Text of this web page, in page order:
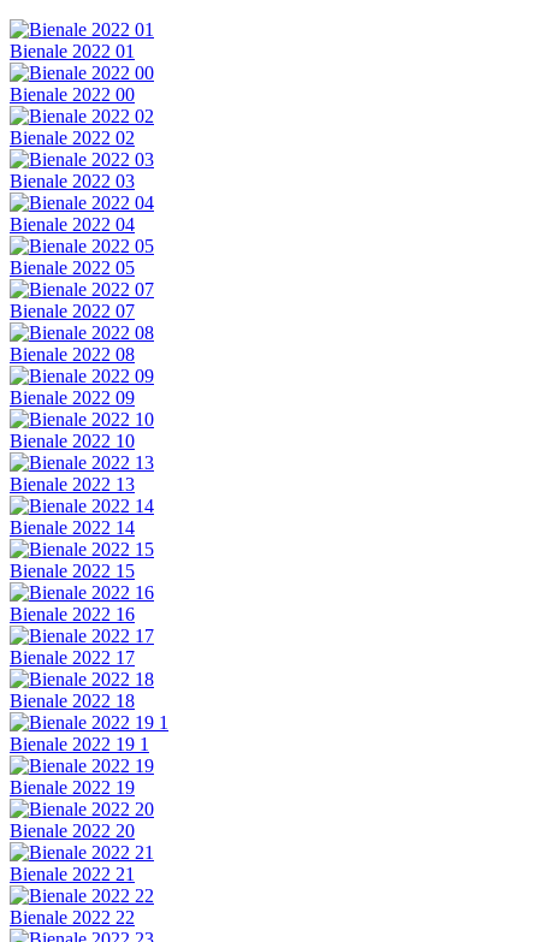
Bienale 2022 01
Bienale 2022 00
Bienale 2022 02
Bienale 2022 03
Bienale 2022 04
Bienale 2022 05
Bienale 2022 07
Bienale 2022 08
Bienale 2022 09
Bienale 2022 10
Bienale 2022 13
Bienale 2022 14
Bienale 2022 15
Bienale 2022 16
Bienale 2022 17
Bienale 2022 18
Bienale 2022 19 1
Bienale 2022 19
Bienale 2022 20
Bienale 2022 21
Bienale 2022 22